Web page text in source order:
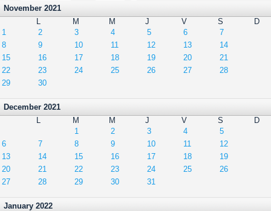
November 2021
L
M M J V S
D
1
2 3 4 5 6
7
8
9 10 11 12 13
14
15
16 17 18 19 20
21
22
23 24 25 26 27
28
29
30
December 2021
L
M M J V S
D
1
2 3 4
5
6
7 8 9 10 11
12
13
14 15 16 17 18
19
20
21 22 23 24 25
26
27
28 29 30 31
January 2022